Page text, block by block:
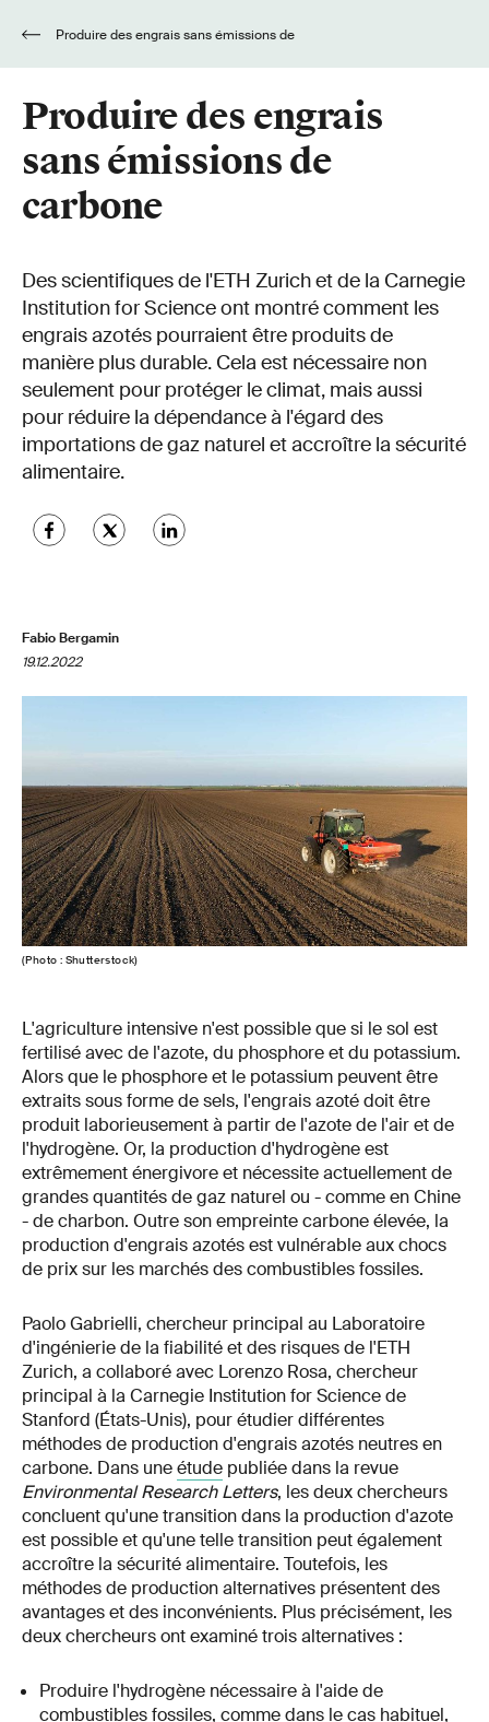
Produire des engrais
sans émissions de
carbone
Des scientifiques de l'ETH Zurich et de la Carnegie
Institution for Science ont montré comment les
engrais azotés pourraient être produits de
manière plus durable. Cela est nécessaire non
seulement pour protéger le climat, mais aussi
pour réduire la dépendance à l'égard des
importations de gaz naturel et accroître la sécurité
alimentaire.
Fabio Bergamin
19.12.2022
(Photo : Shutterstock)
L'agriculture intensive n'est possible que si le sol est
fertilisé avec de l'azote, du phosphore et du potassium.
Alors que le phosphore et le potassium peuvent être
extraits sous forme de sels, l'engrais azoté doit être
produit laborieusement à partir de l'azote de l'air et de
l'hydrogène. Or, la production d'hydrogène est
extrêmement énergivore et nécessite actuellement de
grandes quantités de gaz naturel ou - comme en Chine
- de charbon. Outre son empreinte carbone élevée, la
production d'engrais azotés est vulnérable aux chocs
de prix sur les marchés des combustibles fossiles.
Paolo Gabrielli, chercheur principal au Laboratoire
d'ingénierie de la fiabilité et des risques de l'ETH
Zurich, a collaboré avec Lorenzo Rosa, chercheur
principal à la Carnegie Institution for Science de
Stanford (États-Unis), pour étudier différentes
méthodes de production d'engrais azotés neutres en
carbone. Dans uneétude publiée dans la revue
Environmental Research Letters, les deux chercheurs
concluent qu'une transition dans la production d'azote
est possible et qu'une telle transition peut également
accroître la sécurité alimentaire. Toutefois, les
méthodes de production alternatives présentent des
avantages et des inconvénients. Plus précisément, les
deux chercheurs ont examiné trois alternatives :
Produire l'hydrogène nécessaire à l'aide de
combustibles fossiles, comme dans le cas habituel,